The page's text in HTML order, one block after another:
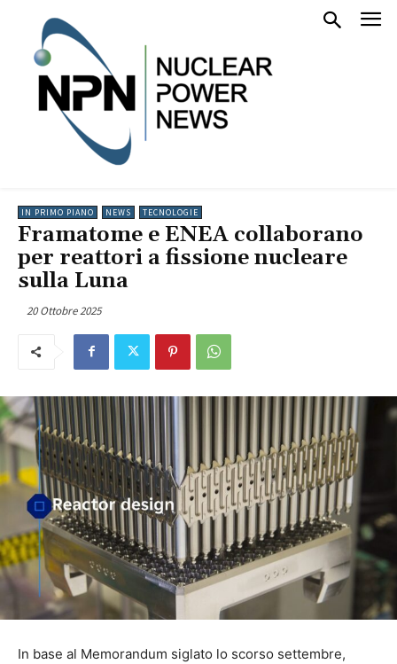
IN PRIMO PIANO NEWS TECNOLOGIE
Framatome e ENEA collaborano
per reattori a fissione nucleare
sulla Luna
20 Ottobre 2025
In base al Memorandum siglato lo scorso settembre,